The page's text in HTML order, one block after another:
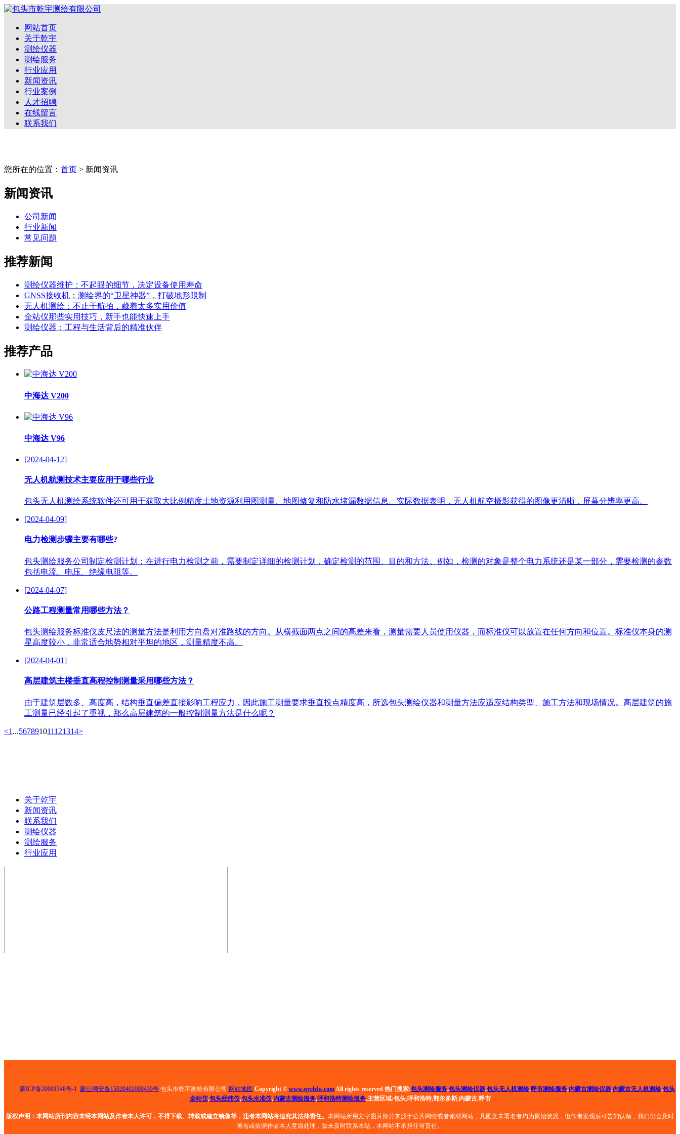
网站首页
关于乾宇
测绘仪器
测绘服务
行业应用
新闻资讯
行业案例
人才招聘
在线留言
联系我们
您所在的位置： 首页 > 新闻资讯
新闻资讯
公司新闻
行业新闻
常见问题
推荐新闻
测绘仪器维护：不起眼的细节，决定设备使用寿命
GNSS接收机：测绘界的“卫星神器”，打破地形限制
无人机测绘：不止于航拍，藏着太多实用价值
全站仪那些实用技巧，新手也能快速上手
测绘仪器：工程与生活背后的精准伙伴
推荐产品
中海达 V200
中海达 V96
[2024-04-12]
无人机航测技术主要应用于哪些行业
包头无人机测绘系统软件还可用于获取大比例精度土地资源利用图测量、地图修复和防水堵漏数据信息。实际数据表明，无人机航空摄影获得的图像更清晰，屏幕分辨率更高。
[2024-04-09]
电力检测步骤主要有哪些?
包头测绘服务公司制定检测计划：在进行电力检测之前，需要制定详细的检测计划，确定检测的范围、目的和方法。例如，检测的对象是整个电力系统还是某一部分，需要检测的参数
包括电流、电压、绝缘电阻等。
[2024-04-07]
公路工程测量常用哪些方法？
包头测绘服务标准仪皮尺法的测量方法是利用方向盘对准路线的方向。从横截面两点之间的高差来看，测量需要人员使用仪器，而标准仪可以放置在任何方向和位置。标准仪本身的测
星高度较小，非常适合地势相对平坦的地区，测量精度不高。
[2024-04-01]
高层建筑主楼垂直高程控制测量采用哪些方法？
由于建筑层数多、高度高，结构垂直偏差直接影响工程应力，因此施工测量要求垂直投点精度高，所选包头测绘仪器和测量方法应适应结构类型、施工方法和现场情况。高层建筑的施
工测量已经引起了重视，那么高层建筑的一般控制测量方法是什么呢？
<1 ...567891011121314>
关于乾宇
新闻资讯
联系我们
测绘仪器
测绘服务
行业应用
蒙ICP备20001348号-1 蒙公网安备15020402000439号包头市乾宇测绘有限公司 网站地图 Copyright © www.qychfw.comAll rights reserved 热门搜索:包头测绘服务,包头测绘仪器,包头无人机测绘,呼市测绘服务,内蒙古测绘仪器,内蒙古无人机测绘,包头
全站仪,包头经纬仪,包头水准仪,内蒙古测绘服务,呼和浩特测绘服务,主营区域:包头,呼和浩特,鄂尔多斯,内蒙古,呼市
版权声明：本网站所刊内容未经本网站及作者本人许可，不得下载、转载或建立镜像等，违者本网站将追究其法律责任。 本网站所用文字图片部分来源于公共网络或者素材网站，凡图文未署名者均为原始状况，但作者发现后可告知认领，我们仍会及时
署名或依照作者本人意愿处理，如未及时联系本站，本网站不承担任何责任。